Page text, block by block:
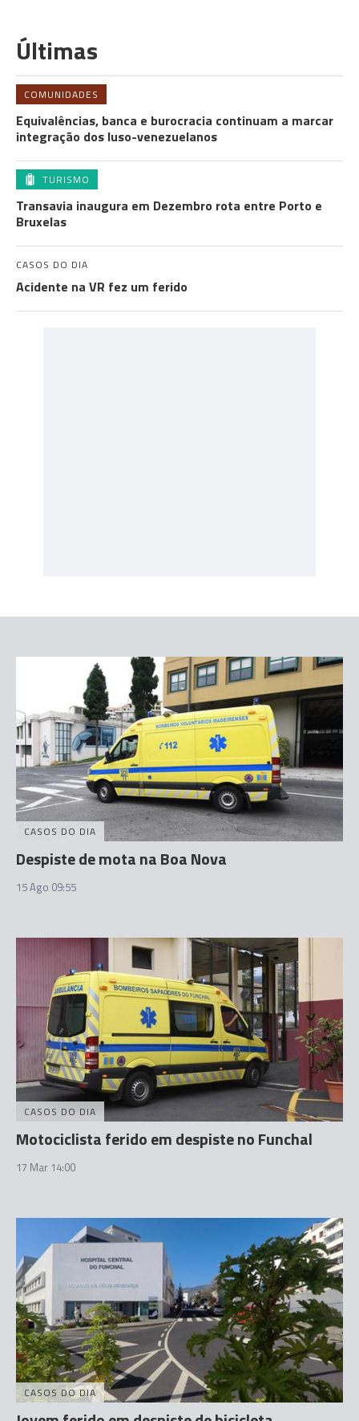
Últimas
COMUNIDADES
Equivalências, banca e burocracia continuam a marcar
integração dos luso-venezuelanos
TURISMO
Transavia inaugura em Dezembro rota entre Porto e
Bruxelas
CASOS DO DIA
Acidente na VR fez um ferido
CASOS DO DIA
Despiste de mota na Boa Nova
15 Ago 09:55
CASOS DO DIA
Motociclista ferido em despiste no Funchal
17 Mar 14:00
CASOS DO DIA